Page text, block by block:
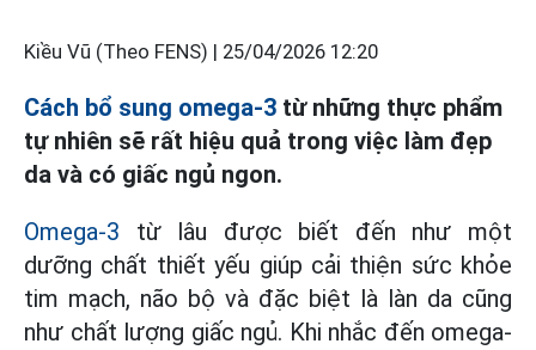
Kiều Vũ (Theo FENS) | 25/04/2026 12:20
Cách bổ sung omega-3 từ những thực phẩm
tự nhiên sẽ rất hiệu quả trong việc làm đẹp
da và có giấc ngủ ngon.
Omega-3 từ lâu được biết đến như một
dưỡng chất thiết yếu giúp cải thiện sức khỏe
tim mạch, não bộ và đặc biệt là làn da cũng
như chất lượng giấc ngủ. Khi nhắc đến omega-